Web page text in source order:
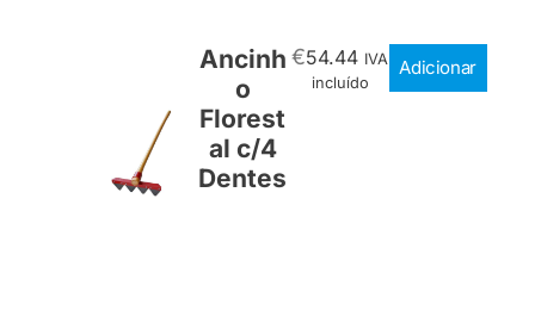
Ancinh
o
Florest
al c/4
Dentes
€54.44 IVA
incluído
Adicionar